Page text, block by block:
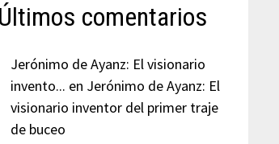
Últimos comentarios
Jerónimo de Ayanz: El visionario
invento... en Jerónimo de Ayanz: El
visionario inventor del primer traje
de buceo